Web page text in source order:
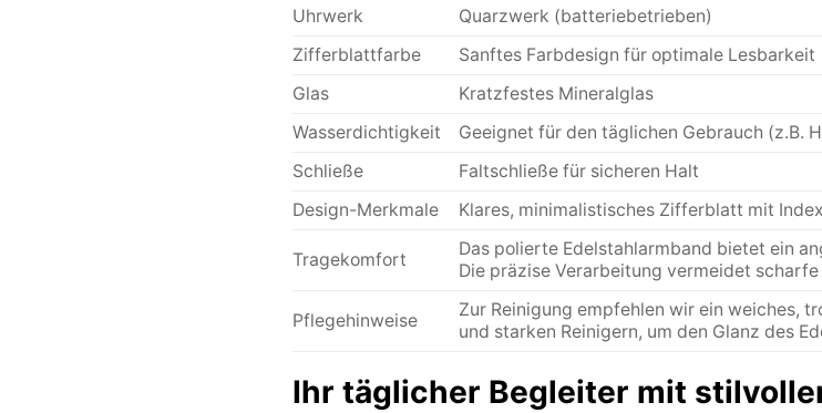
Uhrwerk
Quarzwerk (batteriebetrieben)
Zifferblattfarbe
Sanftes Farbdesign für optimale Lesbarkeit
Glas
Kratzfestes Mineralglas
Wasserdichtigkeit
Geeignet für den täglichen Gebrauch (z.B.
Schließe
Faltschließe für sicheren Halt
Design-Merkmale
Klares, minimalistisches Zifferblatt mit
Tragekomfort
Das polierte Edelstahlarmband bietet ein
Die präzise Verarbeitung vermeidet scharfe
Pflegehinweise
Zur Reinigung empfehlen wir ein weiches,
und starken Reinigern, um den Glanz des
Ihr täglicher Begleiter mit